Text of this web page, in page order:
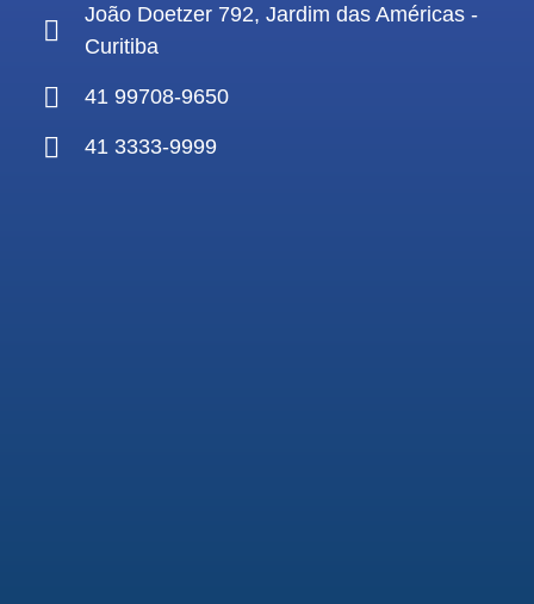
João Doetzer 792, Jardim das Américas -
Curitiba
41 99708-9650
41 3333-9999